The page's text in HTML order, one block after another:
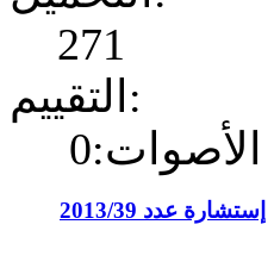
271
التقييم:
إستشارة عدد 2013/39